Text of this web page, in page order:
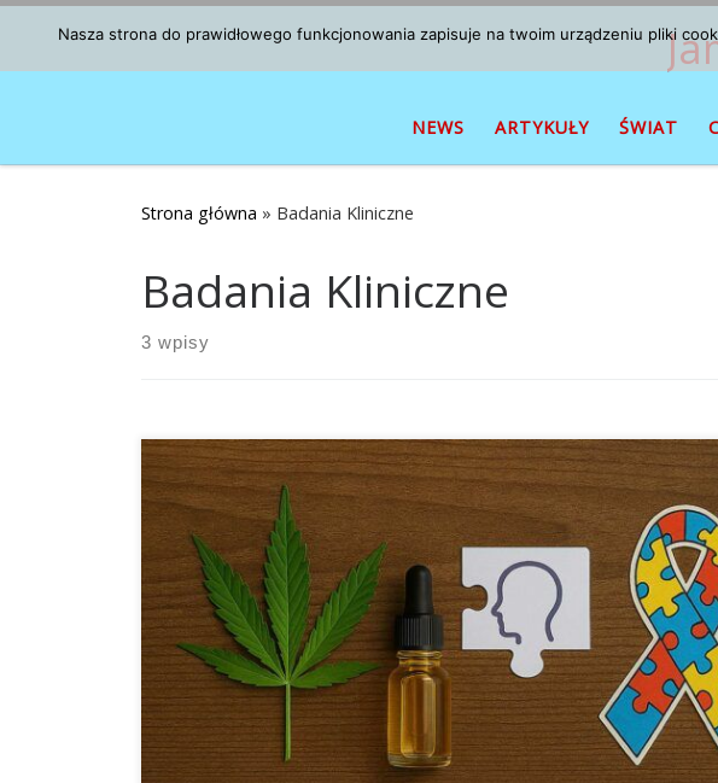
Przejdź do treści
NEWS ARTYKUŁY ŚWIAT
Strona główna » Badania Kliniczne
Badania Kliniczne
3 wpisy
Dlaczego w ogóle CBD w autyzmie? Idea wykorzystania kannabidiolu
spektrum autyzmu wynika z jego unikalnych właściwości. CBD jest
niepsychoaktywnym składnikiem konopi, co ma ogromne znaczenie w
przypadku dzieci i młodzieży. Wstępne badania sugerują, że może
przeciwlękowo, przeciwzapalnie i neuroprotekcyjnie, a także modulować
pobudliwość neuronów. To szczególnie ważne, […]
Nasza strona do prawidłowego funkcjonowania zapisuje na twoim urządzeniu pliki